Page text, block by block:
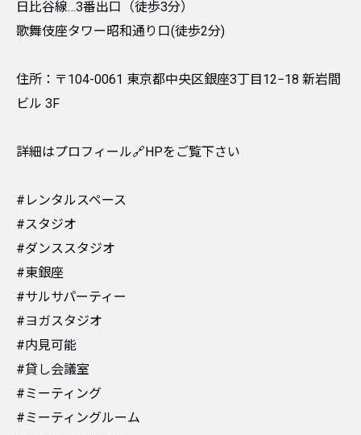
日比谷線…3番出口（徒歩3分）
歌舞伎座タワー昭和通り口(徒歩2分)
住所：〒104-0061 東京都中央区銀座3丁目12−18 新岩間
ビル 3F
詳細はプロフィール🔗HPをご覧下さい
#レンタルスペース
#スタジオ
#ダンススタジオ
#東銀座
#サルサパーティー
#ヨガスタジオ
#内見可能
#貸し会議室
#ミーティング
#ミーティングルーム